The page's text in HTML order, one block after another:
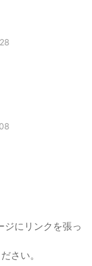
ジにリンクを張っ
さい。